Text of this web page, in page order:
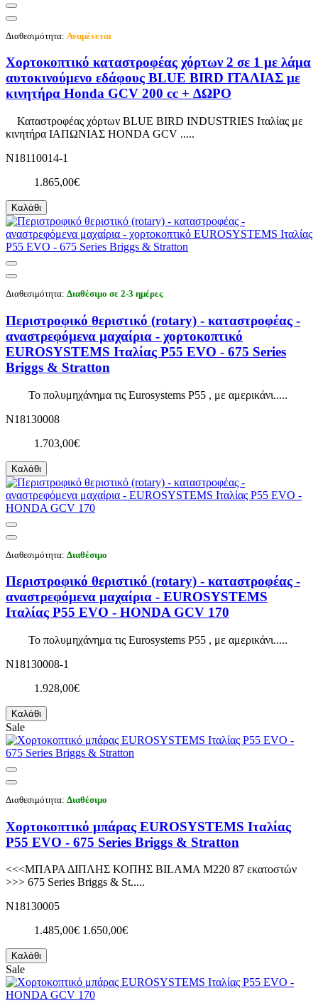
Διαθεσιμότητα: Αναμένεται
Χορτοκοπτικό καταστροφέας χόρτων 2 σε 1 με λάμα
αυτοκινούμενο εδάφους BLUE BIRD ΙΤΑΛΙΑΣ με
κινητήρα Honda GCV 200 cc + ΔΩΡΟ
Καταστροφέας χόρτων BLUE BIRD INDUSTRIES Ιταλίας με
κινητήρα ΙΑΠΩΝΙΑΣ HONDA GCV .....
N18110014-1
1.865,00€
Καλάθι
Διαθεσιμότητα: Διαθέσιμο σε 2-3 ημέρες
Περιστροφικό θεριστικό (rotary) - καταστροφέας -
αναστρεφόμενα μαχαίρια - χορτοκοπτικό
EUROSYSTEMS Ιταλίας P55 EVO - 675 Series
Briggs & Stratton
Το πολυμηχάνημα τις Eurosystems P55 , με αμερικάνι.....
N18130008
1.703,00€
Καλάθι
Διαθεσιμότητα: Διαθέσιμο
Περιστροφικό θεριστικό (rotary) - καταστροφέας -
αναστρεφόμενα μαχαίρια - EUROSYSTEMS
Ιταλίας P55 EVO - HONDA GCV 170
Το πολυμηχάνημα τις Eurosystems P55 , με αμερικάνι.....
N18130008-1
1.928,00€
Καλάθι
Sale
Διαθεσιμότητα: Διαθέσιμο
Χορτοκοπτικό μπάρας EUROSYSTEMS Ιταλίας
P55 EVO - 675 Series Briggs & Stratton
<<<ΜΠΑΡΑ ΔΙΠΛΗΣ ΚΟΠΗΣ BILAMA M220 87 εκατοστών
>>> 675 Series Briggs & St.....
N18130005
1.485,00€ 1.650,00€
Καλάθι
Sale